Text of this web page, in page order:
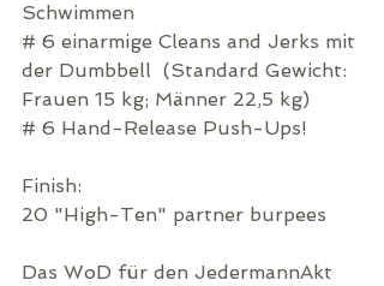
Schwimmen
# 6 einarmige Cleans and Jerks mit
der Dumbbell  (Standard Gewicht:
Frauen 15 kg; Männer 22,5 kg)
# 6 Hand-Release Push-Ups!
Finish:
20 "High-Ten" partner burpees
Das WoD für den JedermannAkt